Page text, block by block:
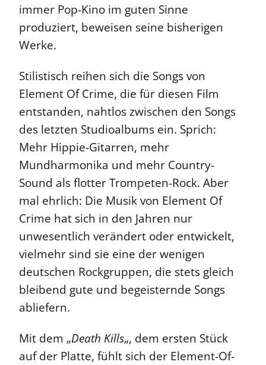
immer Pop-Kino im guten Sinne
produziert, beweisen seine bisherigen
Werke.
Stilistisch reihen sich die Songs von
Element Of Crime, die für diesen Film
entstanden, nahtlos zwischen den Songs
des letzten Studioalbums ein. Sprich:
Mehr Hippie-Gitarren, mehr
Mundharmonika und mehr Country-
Sound als flotter Trompeten-Rock. Aber
mal ehrlich: Die Musik von Element Of
Crime hat sich in den Jahren nur
unwesentlich verändert oder entwickelt,
vielmehr sind sie eine der wenigen
deutschen Rockgruppen, die stets gleich
bleibend gute und begeisternde Songs
abliefern.
Mit dem „Death Kills„, dem ersten Stück
auf der Platte, fühlt sich der Element-Of-